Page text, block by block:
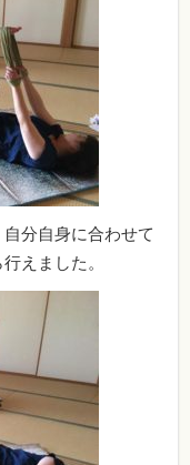
分自身に合わせて
えました。